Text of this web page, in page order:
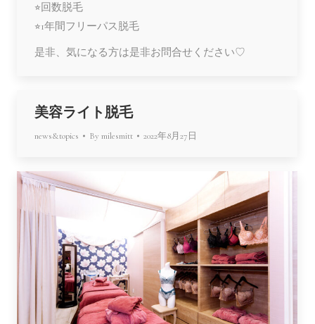
⭐︎回数脱毛
⭐︎1年間フリーパス脱毛
是非、気になる方は是非お問合せください♡
美容ライト脱毛
news&topics By milesmitt 2022年8月27日